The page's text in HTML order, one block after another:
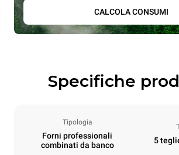
CALCOLA CONSUMI
Specifiche
Tipologia
Forni professionali
combinati da banco
5